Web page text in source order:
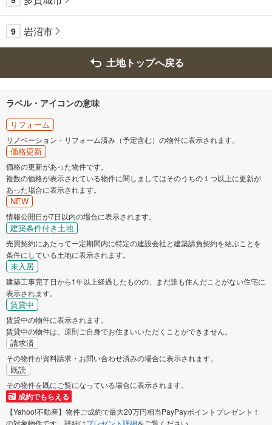
9 岩沼市
土地トップへ戻る
ラベル・アイコンの意味
リフォーム
リノベーション・リフォーム済み（予定含む）の物件に表示されます。
価格更新
価格の更新があった物件です。
複数の価格が表示されている物件に関しましてはそのうちの１つ以上に更新が
あった場合に表示されます。
NEW
情報公開日が7日以内の場合に表示されます。
建築条件付き土地
売買契約にあたって一定期間内に特定の建設会社と建築請負契約を結ぶことを
条件にしている土地に表示されます。
未入居
建築工事完了日から1年以上経過したものの、まだ誰も住んだことがない住宅に
表示されます。
賃貸中
賃貸中の物件に表示されます。
賃貸中の物件は、原則ご自身でお住まいいただくことができません。
請求済
その物件が資料請求・お問い合わせ済みの場合に表示されます。
既読
その物件を既にご覧になっている場合に表示されます。
成約でもらえる
【Yahoo!不動産】物件ご成約で最大20万円相当PayPayポイントプレゼント！
の対象物件です。詳細はプレゼント詳細をご覧ください。